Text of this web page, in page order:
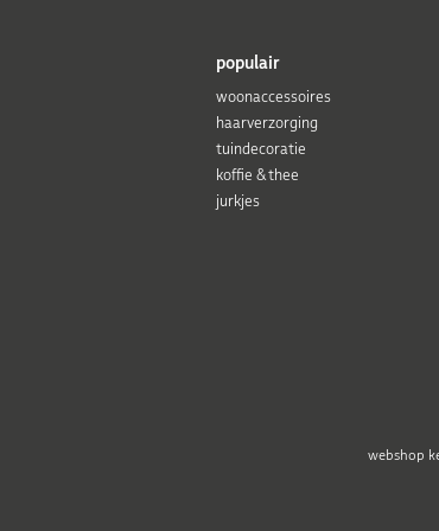
populair
woonaccessoires
haarverzorging
tuindecoratie
koffie & thee
jurkjes
webshop